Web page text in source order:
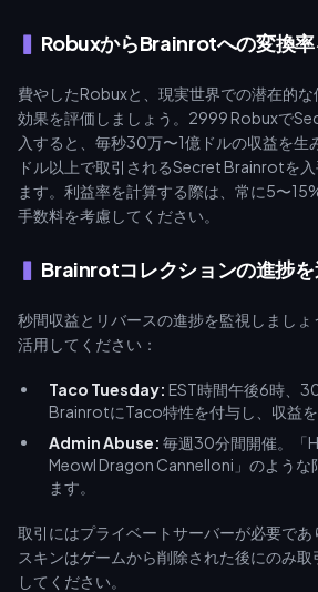
RobuxからBrainrotへの変換
費やしたRobuxと、現実世界での潜在的
効果を評価しましょう。2999 Robuxで
入すると、毎秒30万〜1億ドルの収益を
ドル以上で取引されるSecret Brainrotを
ます。利益率を計算する際は、常に5〜
手数料を考慮してください。
Brainrotコレクションの進捗
秒間収益とリバースの進捗を監視しまし
活用してください：
Taco Tuesday: EST時間午後6時、
BrainrotにTaco特性を付与し、収益を
Admin Abuse: 毎週30分間開催。「
Meowl Dragon Cannelloni」のよう
ます。
取引にはプライベートサーバーが必要であ
スキンはゲームから削除された後にのみ
してください。